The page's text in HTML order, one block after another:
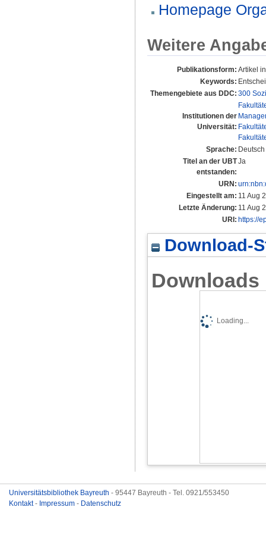
Homepage
Weitere
Publikationsform: Artikel
Keywords:
Themengebiete aus DDC: 300
Institutionen der
Universität:
Sprache: Deutsch
Titel an der UBT
entstanden:
Ja
URN:
Eingestellt am: 11 Aug
Letzte Änderung: 11 Aug
URI: https://
Download-
Downloads
Loading...
Universitätsbibliothek Bayreuth - 95447 Bayreuth - Tel. 0921/553450
Kontakt- Impressum - Datenschutz